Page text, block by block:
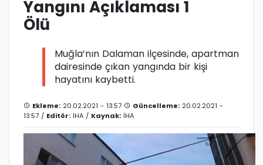
Yangını Açıklaması 1
Ölü
Muğla’nın Dalaman ilçesinde, apartman
dairesinde çıkan yangında bir kişi
hayatını kaybetti.
Ekleme: 20.02.2021 - 13:57 Güncelleme: 20.02.2021 -
13:57 / Editör: IHA / Kaynak: İHA